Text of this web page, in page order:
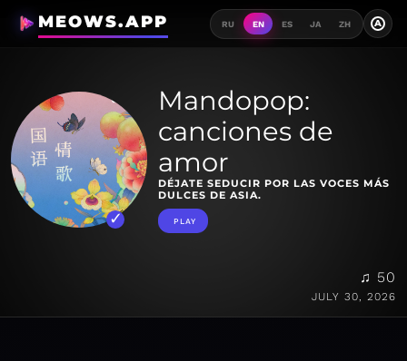
MEOWS.APP RU EN ES JA ZH A
Mandopop:
canciones de
amor
DÉJATE SEDUCIR POR LAS VOCES MÁS
DULCES DE ASIA.
PLAY
♫ 50
JULY 30, 2026